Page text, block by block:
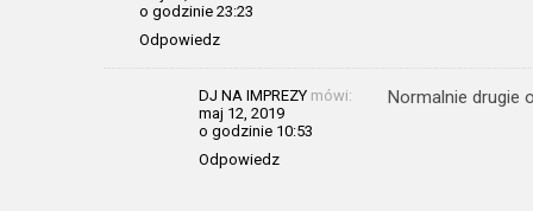
o godzinie 23:23
Odpowiedz
DJ NA IMPREZY mówi:
maj 12, 2019
o godzinie 10:53
Odpowiedz
Normalnie drugie